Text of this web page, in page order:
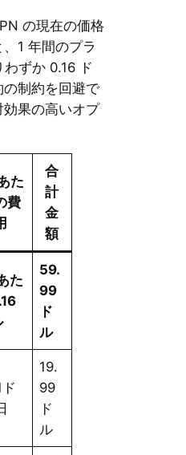
の現在の価格
1 年間のプラ
わずか 0.16 ド
制約を回避で
果の高いオプ
た
費
合
計
金
額
た
59.
99
ド
ル
19.
99
ド
ル